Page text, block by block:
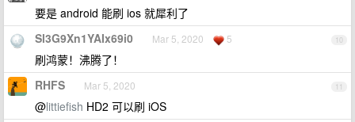
要是 android 能刷 ios 就犀利了
10
Sl3G9Xn1YAIx69i0 Mar 5, 2020 5
刷鸿蒙！沸腾了！
11
RHFS Mar 5, 2020
@littiefish HD2 可以刷 iOS